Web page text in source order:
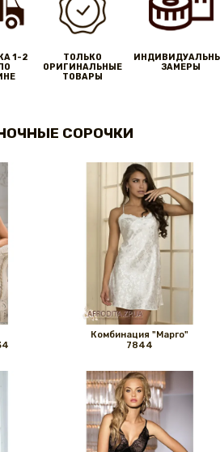
1-2
ТОЛЬКО
ОРИГИНАЛЬНЫЕ
ТОВАРЫ
ЗАМЕРЫ
СОРОЧКИ
Комбинация "Марго"
7844